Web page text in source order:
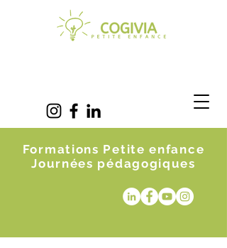
Formations Petite enfance
Journées pédagogiques